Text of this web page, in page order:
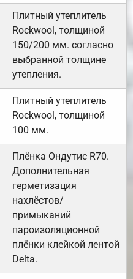
Плитный утеплитель
Rockwool, толщиной
150/200 мм. согласно
выбранной толщине
утепления.
Плитный утеплитель
Rockwool, толщиной
100 мм.
Плёнка Ондутис R70.
Дополнительная
герметизация
нахлёстов/
примыканий
пароизоляционной
плёнки клейкой лентой
Delta.